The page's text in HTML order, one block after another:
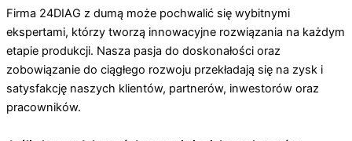
Firma 24DIAG z dumą może pochwalić się wybitnymi
ekspertami, którzy tworzą innowacyjne rozwiązania na każdym
etapie produkcji. Nasza pasja do doskonałości oraz
zobowiązanie do ciągłego rozwoju przekładają się na zysk i
satysfakcję naszych klientów, partnerów, inwestorów oraz
pracowników.